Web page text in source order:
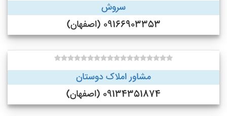
سروش
09166903353 (اصفهان)
مشاور املاک دوستان
09134351874 (اصفهان)